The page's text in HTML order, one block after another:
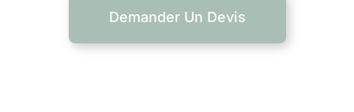
Demander Un Devis